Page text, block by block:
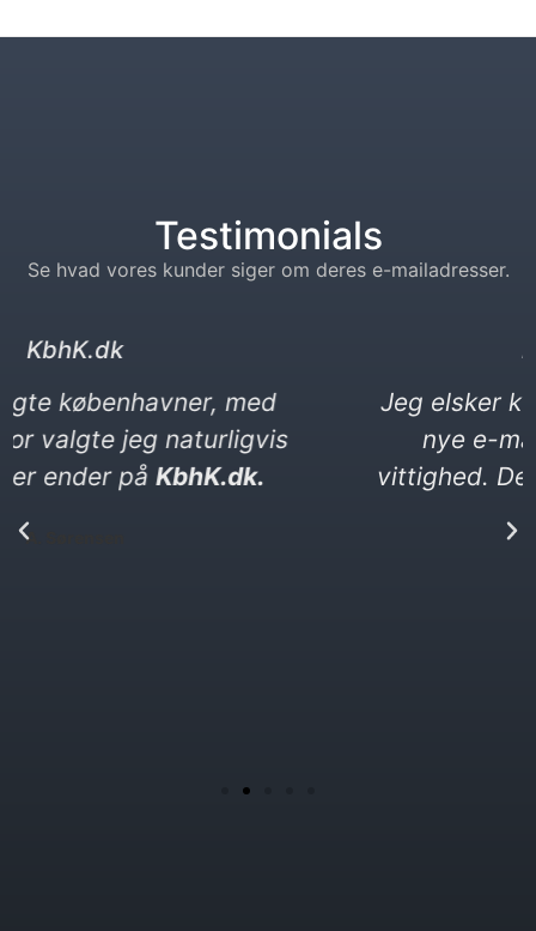
Testimonials
Se hvad vores kunder siger om deres e-mailadresser.
Jeg elsker kebab og vittigheder. Min
nye e-mail må gerne være en
vittighed. Den ender på kebabser. dk​